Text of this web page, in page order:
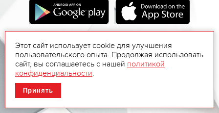
Этот сайт использует cookie для улучшения
пользовательского опыта. Продолжая использовать
сайт, вы соглашаетесь с нашей политикой
конфиденциальности.
Принять